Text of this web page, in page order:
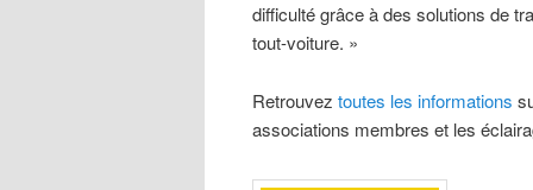
difficulté grâce à des solutions de
tout-voiture. »
Retrouvez toutes les informations
associations membres et les